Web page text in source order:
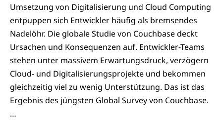
Umsetzung von Digitalisierung und Cloud Computing
entpuppen sich Entwickler häufig als bremsendes
Nadelöhr. Die globale Studie von Couchbase deckt
Ursachen und Konsequenzen auf. Entwickler-Teams
stehen unter massivem Erwartungsdruck, verzögern
Cloud- und Digitalisierungsprojekte und bekommen
gleichzeitig viel zu wenig Unterstützung. Das ist das
Ergebnis des jüngsten Global Survey von Couchbase.
…